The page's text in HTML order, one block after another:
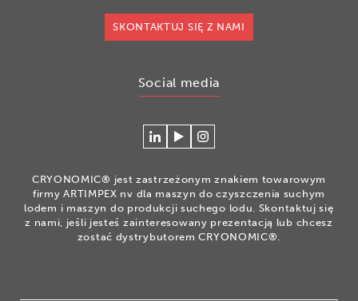
SKONTAKTUJ SIĘ Z NAMI
Social media
Connecteer
Cryonomic
op
Linkedin
Watch
videos
on
the
Cryonomic
Youtube
Volg
Instagram
CRYONOMIC® jest zastrzeżonym znakiem towarowym
firmy ARTIMPEX nv dla maszyn do czyszczenia suchym
lodem i maszyn do produkcji suchego lodu. Skontaktuj się
z nami, jeśli jesteś zainteresowany prezentacją lub chcesz
zostać dystrybutorem CRYONOMIC®.